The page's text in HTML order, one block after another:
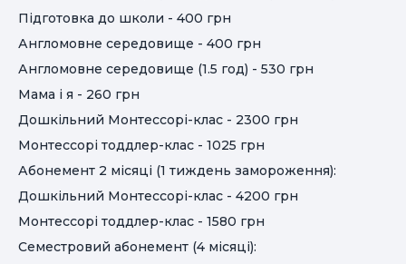
Підготовка до школи - 400 грн
Англомовне середовище - 400 грн
Англомовне середовище (1.5 год) - 530 грн
Мама і я - 260 грн
Дошкільний Монтессорі-клас - 2300 грн
Монтессорі тоддлер-клас - 1025 грн
Абонемент 2 місяці (1 тиждень замороження):
Дошкільний Монтессорі-клас - 4200 грн
Монтессорі тоддлер-клас - 1580 грн
Семестровий абонемент (4 місяці):